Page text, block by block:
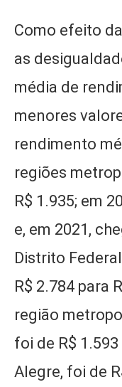
Como efeito
as
média de
menores
rendimento
regiões
R$ 1.935; em
e, em 2021,
Distrito
R$ 2.784 para
região
foi de R$
Alegre, foi de